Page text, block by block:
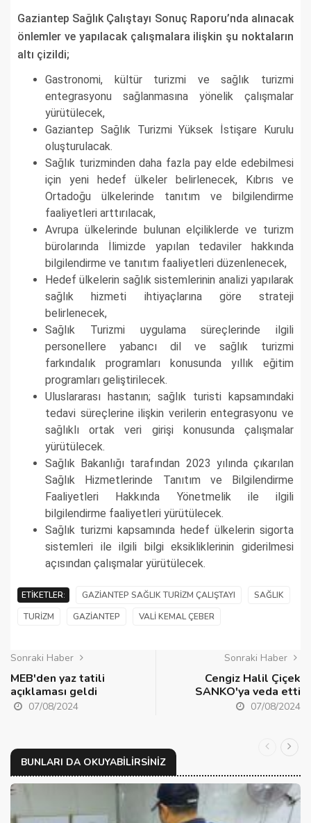
Gaziantep Sağlık Çalıştayı Sonuç Raporu’nda alınacak
önlemler ve yapılacak çalışmalara ilişkin şu noktaların
altı çizildi;
Gastronomi, kültür turizmi ve sağlık turizmi
entegrasyonu sağlanmasına yönelik çalışmalar
yürütülecek,
Gaziantep Sağlık Turizmi Yüksek İstişare Kurulu
oluşturulacak.
Sağlık turizminden daha fazla pay elde edebilmesi
için yeni hedef ülkeler belirlenecek, Kıbrıs ve
Ortadoğu ülkelerinde tanıtım ve bilgilendirme
faaliyetleri arttırılacak,
Avrupa ülkelerinde bulunan elçiliklerde ve turizm
bürolarında İlimizde yapılan tedaviler hakkında
bilgilendirme ve tanıtım faaliyetleri düzenlenecek,
Hedef ülkelerin sağlık sistemlerinin analizi yapılarak
sağlık hizmeti ihtiyaçlarına göre strateji
belirlenecek,
Sağlık Turizmi uygulama süreçlerinde ilgili
personellere yabancı dil ve sağlık turizmi
farkındalık programları konusunda yıllık eğitim
programları geliştirilecek.
Uluslararası hastanın; sağlık turisti kapsamındaki
tedavi süreçlerine ilişkin verilerin entegrasyonu ve
sağlıklı ortak veri girişi konusunda çalışmalar
yürütülecek.
Sağlık Bakanlığı tarafından 2023 yılında çıkarılan
Sağlık Hizmetlerinde Tanıtım ve Bilgilendirme
Faaliyetleri Hakkında Yönetmelik ile ilgili
bilgilendirme faaliyetleri yürütülecek.
Sağlık turizmi kapsamında hedef ülkelerin sigorta
sistemleri ile ilgili bilgi eksikliklerinin giderilmesi
açısından çalışmalar yürütülecek.
ETIKETLER: GAZIANTEP SAĞLIK TURIZM ÇALIŞTAYI
SAĞLIK
TURIZM
GAZIANTEP VALI KEMAL ÇEBER
Sonraki Haber
MEB'den yaz tatili
açıklaması geldi
07/08/2024
Sonraki Haber
Cengiz Halil Çiçek
SANKO'ya veda etti
07/08/2024
BUNLARI DA OKUYABILIRSINIZ